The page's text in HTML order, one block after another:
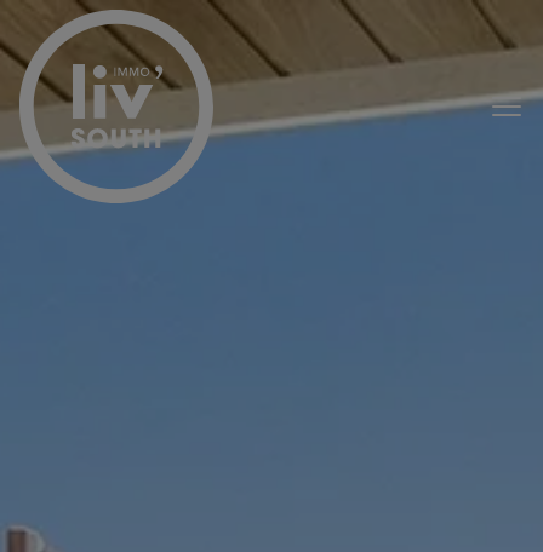
Passer le menu et aller au contenu